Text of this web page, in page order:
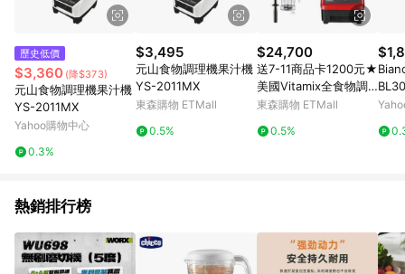
位、贈品與台灣樂天市場銷售網頁不符，以銷售網頁標示為準。
(6) 導購訂單已逾 365 天，根據台灣樂天回饋規定，逾期訂單將
點數回饋或點數回饋有爭議，台灣樂天市場保有更改條款與法律
追訴之權利，活動詳情以樂天市場網站公告為準。
歷史低價
$3,360 (降$373)
元山食物調理機果汁機
YS-2011MX
Yahoo購物中心
0.3%
$3,495
元山食物調理機果汁機
YS-2011MX
東森購物 ETMall
0.5%
$24,700
送7-11商品卡1200元★
美國Vitamix全食物調
理機探索者+1.4公升雙
R
東森購物 ETMall
0.5%
BL300 玻璃冰
1.5L
熱銷排行榜